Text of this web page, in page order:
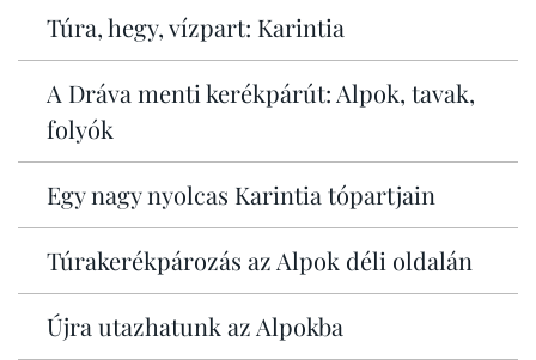
Túra, hegy, vízpart: Karintia
A Dráva menti kerékpárút: Alpok, tavak,
folyók
Egy nagy nyolcas Karintia tópartjain
Túrakerékpározás az Alpok déli oldalán
Újra utazhatunk az Alpokba